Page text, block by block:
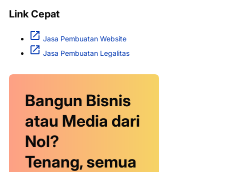
Link Cepat
Jasa Pembuatan Website
Jasa Pembuatan Legalitas
Bangun Bisnis
atau Media dari
Nol?
Tenang, semua